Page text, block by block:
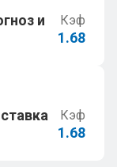
и
Кэф
1.68
Кэф
1.68